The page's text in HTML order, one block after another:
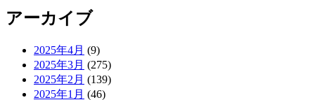
アーカイブ
2025年4月 (9)
2025年3月 (275)
2025年2月 (139)
2025年1月 (46)